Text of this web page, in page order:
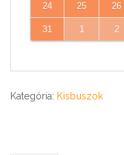
24 25 26
31 1 2
Kategória: Kisbuszok